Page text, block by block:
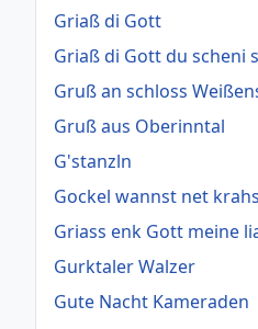
Griaß di Gott
Griaß di Gott du scheni
Gruß an schloss
Gruß aus Oberinntal
G'stanzln
Gockel wannst net
Griass enk Gott meine
Gurktaler Walzer
Gute Nacht Kameraden